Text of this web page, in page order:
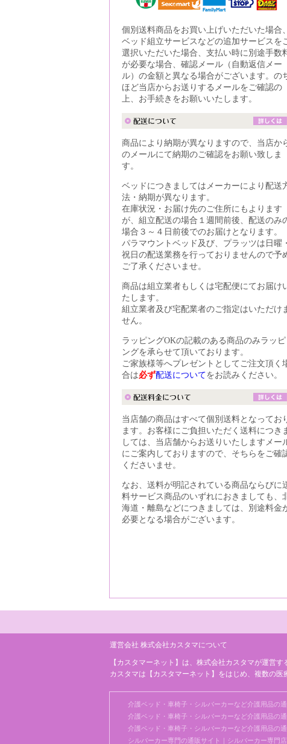
個別送料商品をお買い上げいただいた場合、
ベッド組立サービスなどの追加サービスを
選択いただいた場合、支払い時に別途手数
が必要な場合、確認メール（自動返信メー
ル）の金額と異なる場合がございます。の
ほど当店からお送りするメールをご確認の
上、お手続きをお願いいたします。
商品により納期が異なりますので、当店か
のメールにて納期のご確認をお願い致しま
す。
ベッドにつきましてはメーカーにより配送
法・納期が異なります。
在庫状況・お届け先のご住所にもよります
が、組立配送の場合１週間前後、配送のみ
場合３～４日前後でのお届けとなります。
パラマウントベッド及び、プラッツは日曜・
祝日の配送業務を行っておりませんので予
ご了承くださいませ。
商品は組立業者もしくは宅配便にてお届け
たします。
組立業者及び宅配業者のご指定はいただけ
せん。
ラッピングOKの記載のある商品のみラッピ
ングを承らせて頂いております。
ご家族様等へプレゼントとしてご注文頂く
合は必ず配送についてをお読みください。
当店舗の商品はすべて個別送料となってお
ます。お客様にご負担いただく送料につき
しては、当店舗からお送りいたしますメー
にご案内しておりますので、そちらをご確
くださいませ。
なお、送料が明記されている商品ならびに
料サービス商品のいずれにおきましても、
海道・離島などにつきましては、別途料金
必要となる場合がございます。
運営会社 株式会社カスタマについて
【カスタマーネット】は、株式会社カスタマが運営す
カスタマは【カスタマーネット】をはじめ、複数の医
介護ベッド・車椅子・シルバーカーなど介護用品の
介護ベッド・車椅子・シルバーカーなど介護用品の
介護ベッド・車椅子・シルバーカーなど介護用品の
シルバーカー専門の通販サイト｜シルバーカー専門